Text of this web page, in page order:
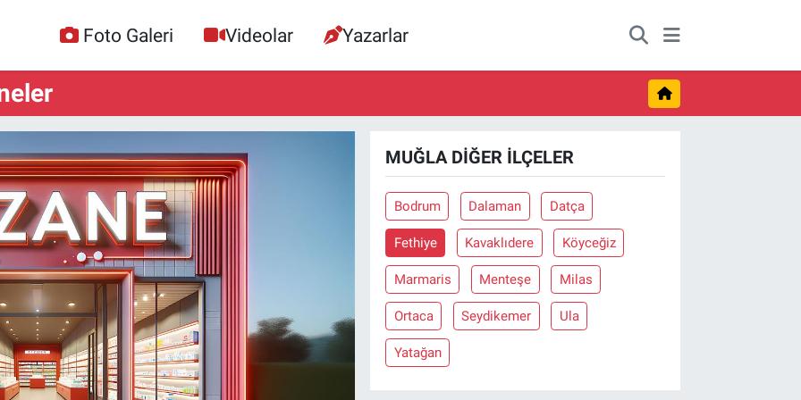
Foto Galeri Videolar Yazarlar
MUĞLA DIĞER İLÇELER
Bodrum Dalaman Datça
Fethiye Kavaklıdere Köyceğiz
Marmaris Menteşe Milas
Ortaca Seydikemer Ula
Yatağan